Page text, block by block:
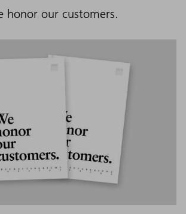
honor our customers.